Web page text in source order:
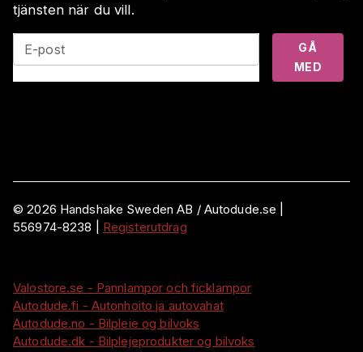
tjänsten när du vill.
E-post
GÅ
MED
©2026 Handshake Sweden AB / Autodude.se |
556974-8238
Registerutdrag
Valostore.se - Pannlampor och ficklampor
Autodude.fi - Autonhoito ja autovahat
Autodude.no - Bilpleie og bilvoks
Autodude.dk - Bilplejeprodukter og bilvoks